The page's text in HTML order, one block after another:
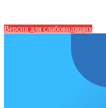
Версия для слабовидящих